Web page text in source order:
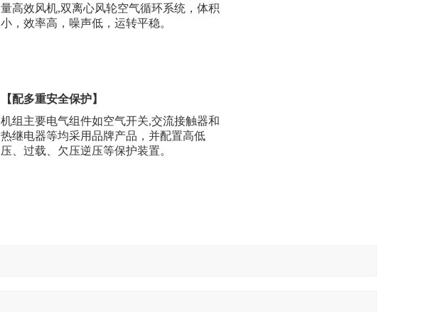
量高效风机,双离心风轮空气循环系统，体积
小，效率高，噪声低，运转平稳。
【配多重安全保护】
机组主要电气组件如空气开关,交流接触器和
热继电器等均采用品牌产品，并配置高低
压、过载、欠压逆压等保护装置。